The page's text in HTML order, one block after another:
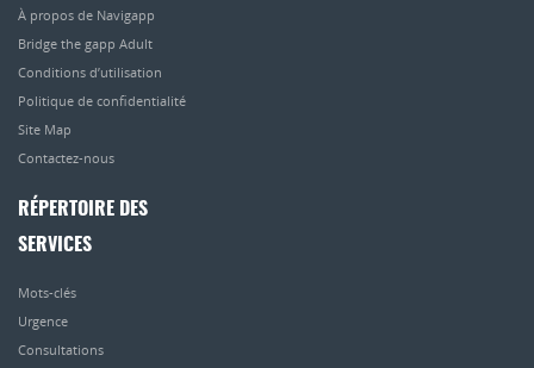
À propos de Navigapp
Bridge the gapp Adult
Conditions d’utilisation
Politique de confidentialité
Site Map
Contactez-nous
RÉPERTOIRE DES
SERVICES
Mots-clés
Urgence
Consultations